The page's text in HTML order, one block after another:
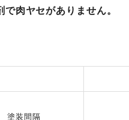
で肉ヤセがありません。
塗装間隔